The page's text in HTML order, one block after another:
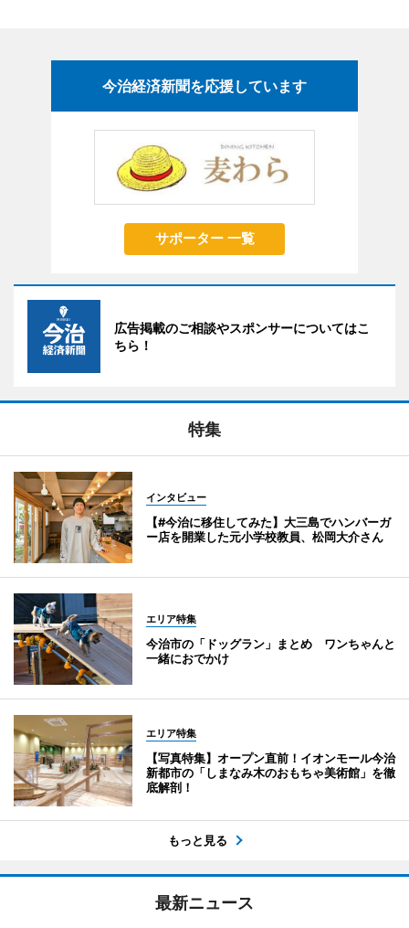
今治経済新聞を応援しています
サポーター 一覧
広告掲載のご相談やスポンサーについてはこ
ちら！
特集
インタビュー
【#今治に移住してみた】大三島でハンバーガ
ー店を開業した元小学校教員、松岡大介さん
エリア特集
今治市の「ドッグラン」まとめ ワンちゃんと
一緒におでかけ
エリア特集
【写真特集】オープン直前！イオンモール今治
新都市の「しまなみ木のおもちゃ美術館」を徹
底解剖！
もっと見る
最新ニュース